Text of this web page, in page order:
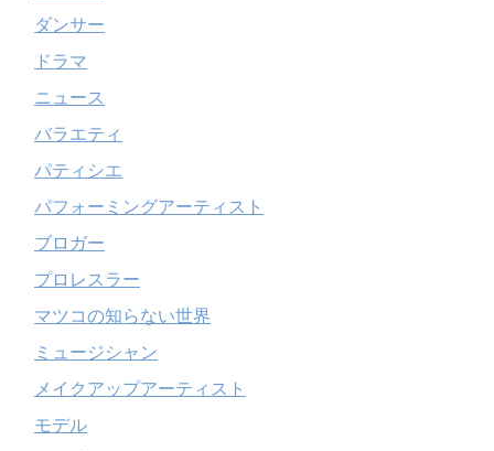
ダンサー
ドラマ
ニュース
バラエティ
パティシエ
パフォーミングアーティスト
ブロガー
プロレスラー
マツコの知らない世界
ミュージシャン
メイクアップアーティスト
モデル